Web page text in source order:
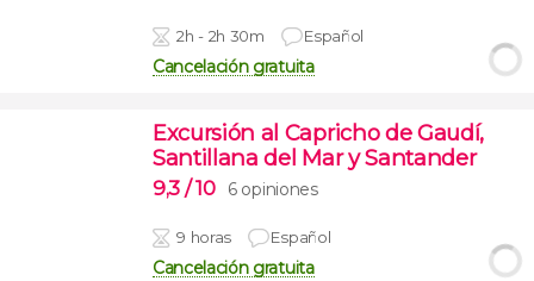
2h - 2h 30m Español
Cancelación gratuita
Excursión al Capricho de Gaudí,
Santillana del Mar y Santander
9,3 / 10 6 opiniones
9 horas Español
Cancelación gratuita